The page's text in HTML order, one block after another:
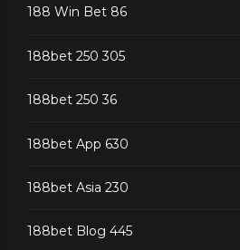
188 Win Bet 86
188bet 250 305
188bet 250 36
188bet App 630
188bet Asia 230
188bet Blog 445